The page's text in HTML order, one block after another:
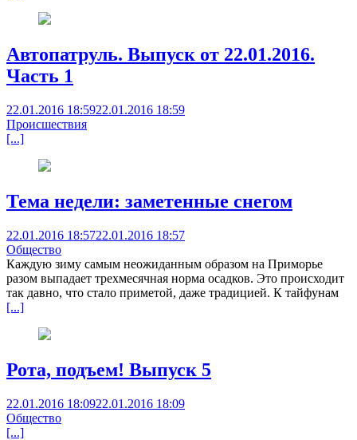
Автопатруль. Выпуск от 22.01.2016.
Часть 1
22.01.2016 18:5922.01.2016 18:59
Происшествия
[...]
Тема недели: заметенные снегом
22.01.2016 18:5722.01.2016 18:57
Общество
Каждую зиму самым неожиданным образом на Приморье
разом выпадает трехмесячная норма осадков. Это происходит
так давно, что стало приметой, даже традицией. К тайфунам
[...]
Рота, подъем! Выпуск 5
22.01.2016 18:0922.01.2016 18:09
Общество
[...]